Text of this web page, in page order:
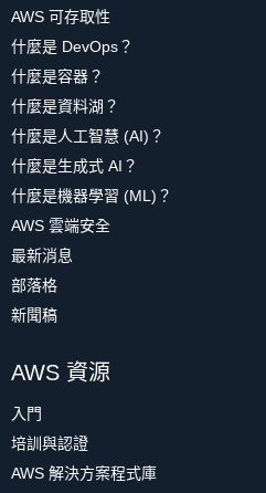
AWS 可存取性
什麼是 DevOps？
什麼是容器？
什麼是資料湖？
什麼是人工智慧 (AI)？
什麼是生成式 AI？
什麼是機器學習 (ML)？
AWS 雲端安全
最新消息
部落格
新聞稿
AWS 資源
入門
培訓與認證
AWS 解決方案程式庫